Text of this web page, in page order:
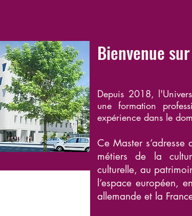
Bienvenue
Depuis 2018,
une formation
expérience dans le
Ce Master
métiers de la
culturelle, au
l’espace européen,
allemande et la F